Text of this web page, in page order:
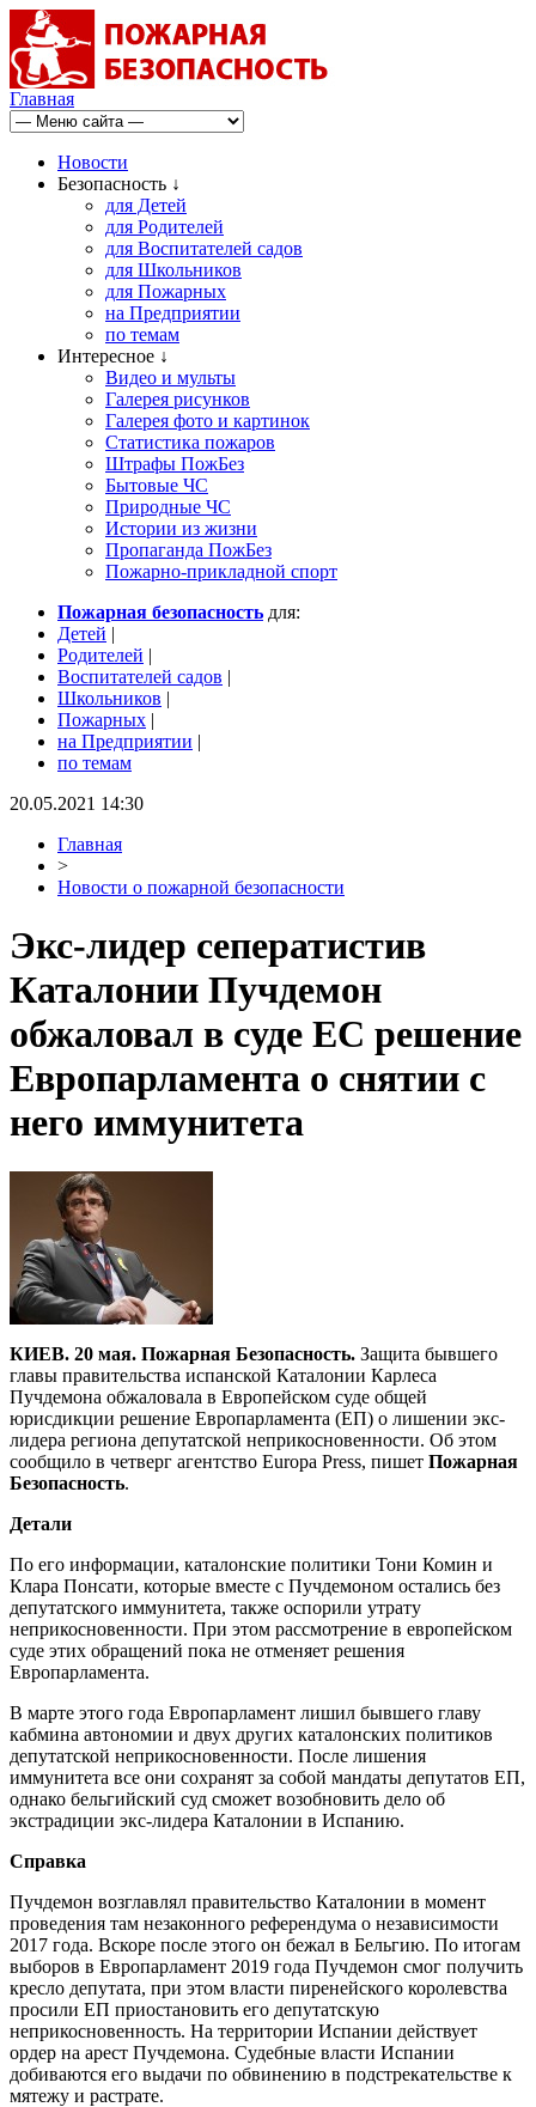
Главная
Новости
Безопасность ↓
для Детей
для Родителей
для Воспитателей садов
для Школьников
для Пожарных
на Предприятии
по темам
Интересное ↓
Видео и мульты
Галерея рисунков
Галерея фото и картинок
Статистика пожаров
Штрафы ПожБез
Бытовые ЧС
Природные ЧС
Истории из жизни
Пропаганда ПожБез
Пожарно-прикладной спорт
Пожарная безопасность для:
Детей |
Родителей |
Воспитателей садов |
Школьников |
Пожарных |
на Предприятии |
по темам
20.05.2021 14:30
Главная
>
Новости о пожарной безопасности
Экс-лидер сеператистив
Каталонии Пучдемон
обжаловал в суде ЕС решение
Европарламента о снятии с
него иммунитета
КИЕВ. 20 мая. Пожарная Безопасность. Защита бывшего
главы правительства испанской Каталонии Карлеса
Пучдемона обжаловала в Европейском суде общей
юрисдикции решение Европарламента (ЕП) о лишении экс-
лидера региона депутатской неприкосновенности. Об этом
сообщило в четверг агентство Europa Press, пишет Пожарная
Безопасность.
Детали
По его информации, каталонские политики Тони Комин и
Клара Понсати, которые вместе с Пучдемоном остались без
депутатского иммунитета, также оспорили утрату
неприкосновенности. При этом рассмотрение в европейском
суде этих обращений пока не отменяет решения
Европарламента.
В марте этого года Европарламент лишил бывшего главу
кабмина автономии и двух других каталонских политиков
депутатской неприкосновенности. После лишения
иммунитета все они сохранят за собой мандаты депутатов ЕП,
однако бельгийский суд сможет возобновить дело об
экстрадиции экс-лидера Каталонии в Испанию.
Справка
Пучдемон возглавлял правительство Каталонии в момент
проведения там незаконного референдума о независимости
2017 года. Вскоре после этого он бежал в Бельгию. По итогам
выборов в Европарламент 2019 года Пучдемон смог получить
кресло депутата, при этом власти пиренейского королевства
просили ЕП приостановить его депутатскую
неприкосновенность. На территории Испании действует
ордер на арест Пучдемона. Судебные власти Испании
добиваются его выдачи по обвинению в подстрекательстве к
мятежу и растрате.